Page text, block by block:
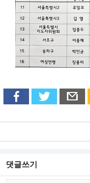
댓글쓰기